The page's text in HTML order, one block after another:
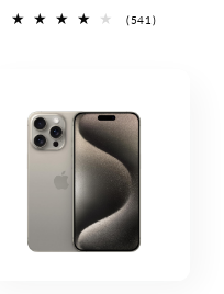
oferta
(541)541